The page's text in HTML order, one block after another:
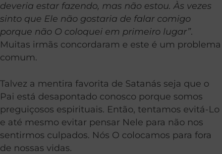
deveria estar fazendo, mas não estou. Às vezes
sinto que Ele não gostaria de falar comigo
porque não O coloquei em primeiro lugar”.
Muitas irmãs concordaram e este é um problema
comum.
Talvez a mentira favorita de Satanás seja que o
Pai está desapontado conosco porque somos
preguiçosos espirituais. Então, tentamos evitá-Lo
e até mesmo evitar pensar Nele para não nos
sentirmos culpados. Nós O colocamos para fora
de nossas vidas.